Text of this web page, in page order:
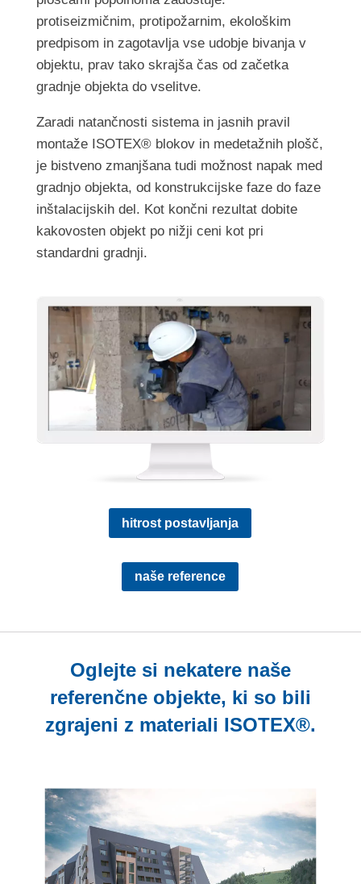
protiseizmičnim, protipožarnim, ekološkim
predpisom in zagotavlja vse udobje bivanja v
objektu, prav tako skrajša čas od začetka
gradnje objekta do vselitve.
Zaradi natančnosti sistema in jasnih pravil
montaže ISOTEX® blokov in medetažnih plošč,
je bistveno zmanjšana tudi možnost napak med
gradnjo objekta, od konstrukcijske faze do faze
inštalacijskih del. Kot končni rezultat dobite
kakovosten objekt po nižji ceni kot pri
standardni gradnji.
hitrost postavljanja
naše reference
Oglejte si nekatere naše
referenčne objekte, ki so bili
zgrajeni z materiali ISOTEX®.